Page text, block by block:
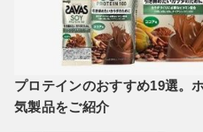
プロテインのおすすめ19選。
気製品をご紹介